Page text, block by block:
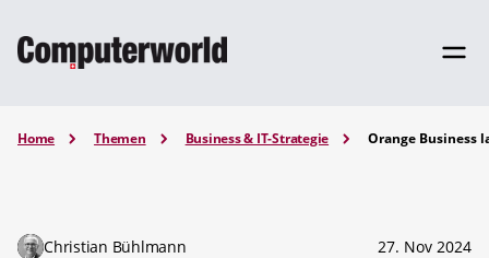
Home Themen Business & IT-Strategie Orange Business
Christian Bühlmann 27. Nov 2024